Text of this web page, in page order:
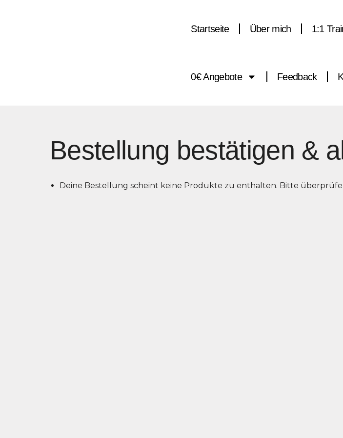
Startseite Über mich 1:1
0€ Angebote Feedback
Bestellung bestätigen &
Deine Bestellung scheint keine Produkte zu enthalten. Bitte